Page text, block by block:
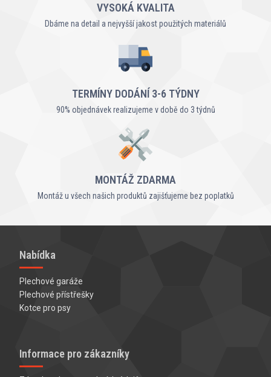
VYSOKÁ KVALITA
Dbáme na detail a nejvyšší jakost použitých materiálů
TERMÍNY DODÁNÍ 3-6 TÝDNY
90% objednávek realizujeme v době do 3 týdnů
MONTÁŽ ZDARMA
Montáž u všech našich produktů zajišťujeme bez poplatků
Nabídka
Plechové garáže
Plechové přístřešky
Kotce pro psy
Informace pro zákazníky